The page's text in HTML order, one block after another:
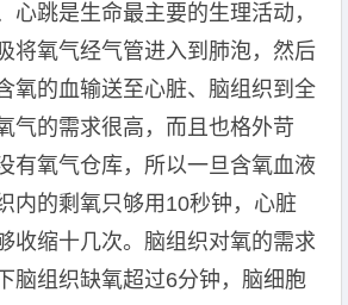
心跳是生命最主要的生理活动，
将氧气经气管进入到肺泡，然后
氧的血输送至心脏、脑组织到全
气的需求很高，而且也格外苛
有氧气仓库，所以一旦含氧血液
内的剩氧只够用10秒钟，心脏
收缩十几次。脑组织对氧的需求
脑组织缺氧超过6分钟，脑细胞